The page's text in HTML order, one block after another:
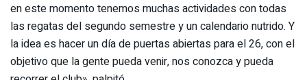
en este momento tenemos muchas actividades con todas
las regatas del segundo semestre y un calendario nutrido. Y
la idea es hacer un día de puertas abiertas para el 26, con el
objetivo que la gente pueda venir, nos conozca y pueda